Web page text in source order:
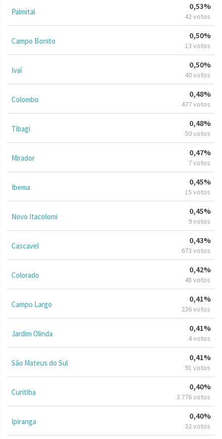
Palmital
0,53%
42 votos
Campo Bonito
0,50%
13 votos
Ivaí
0,50%
40 votos
Colombo
0,48%
477 votos
Tibagi
0,48%
50 votos
Mirador
0,47%
7 votos
Ibema
0,45%
15 votos
Novo Itacolomi
0,45%
9 votos
Cascavel
0,43%
673 votos
Colorado
0,42%
48 votos
Campo Largo
0,41%
236 votos
Jardim Olinda
0,41%
4 votos
São Mateus do Sul
0,41%
91 votos
Curitiba
0,40%
3.776 votos
Ipiranga
0,40%
32 votos